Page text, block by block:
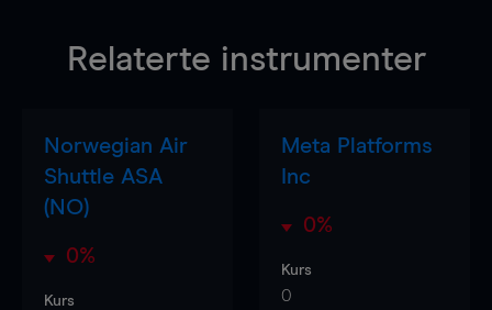
Relaterte instrumenter
Norwegian Air
Shuttle ASA
(NO)
0%
Kurs
Meta Platforms
Inc
0%
Kurs
0